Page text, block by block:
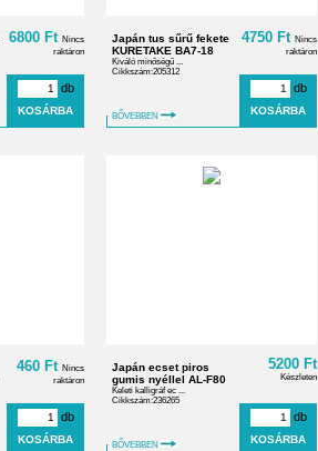
6800 Ft Nincs
raktáron
db
Japán tus sűrű fekete
KURETAKE BA7-18
Kiváló minőségű ...
Cikkszám:205312
BŐVEBBEN
4750 Ft Nincs
raktáron
db
460 Ft Nincs
raktáron
db
Japán ecset piros
gumis nyéllel AL-F80
Keleti kalligráf ec ...
Cikkszám:236265
BŐVEBBEN
5200 Ft
Készleten
db